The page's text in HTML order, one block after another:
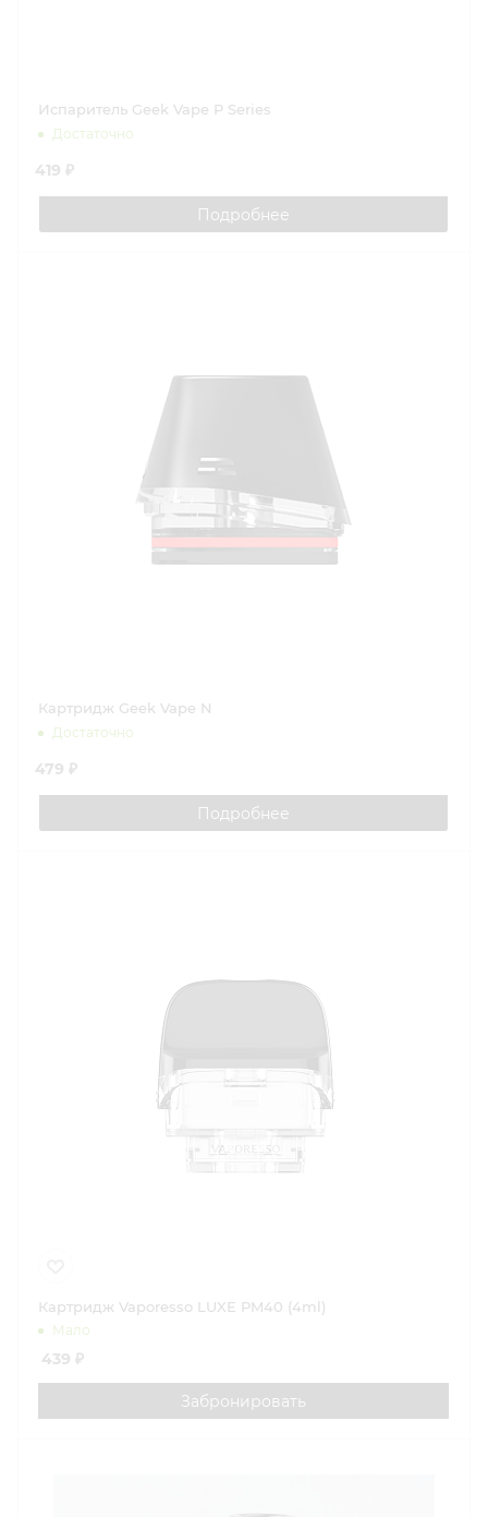
Испаритель Geek Vape P Series
Достаточно
419 ₽
Подробнее
Картридж Geek Vape N
Достаточно
479 ₽
Подробнее
Картридж Vaporesso LUXE PM40 (4ml)
Мало
439 ₽
Забронировать